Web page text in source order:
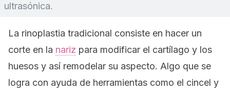
ultrasónica.
La rinoplastia tradicional consiste en hacer un
corte en la nariz para modificar el cartílago y los
huesos y así remodelar su aspecto. Algo que se
logra con ayuda de herramientas como el cincel y